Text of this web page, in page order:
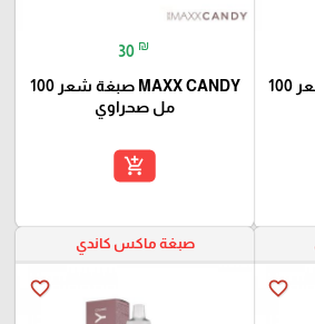
MAXX CANDY صبغة شعر 100
30 ₪
MAXX CANDY صبغة شعر 100
مل صحراوي
add_shopping_cart
favorite_border
صبغة ماكس كاندي
favorite_border